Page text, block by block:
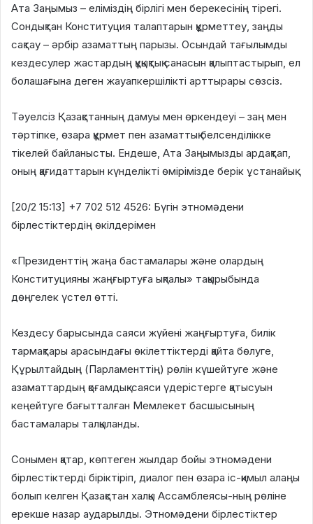
Ата Заңымыз – еліміздің бірлігі мен берекесінің тірегі.
Сондықтан Конституция талаптарын құрметтеу, заңды
сақтау – әрбір азаматтың парызы. Осындай тағылымды
кездесулер жастардың құқықтық санасын қалыптастырып, ел
болашағына деген жауапкершілікті арттырары сөзсіз.
Тәуелсіз Қазақстанның дамуы мен өркендеуі – заң мен
тәртіпке, өзара құрмет пен азаматтық белсенділікке
тікелей байланысты. Ендеше, Ата Заңымызды ардақтап,
оның қағидаттарын күнделікті өмірімізде берік ұстанайық
[20/2 15:13] +7 702 512 4526: Бүгін этномәдени
бірлестіктердің өкілдерімен
«Президенттің жаңа бастамалары және олардың
Конституцияны жаңғыртуға ықпалы» тақырыбында
дөңгелек үстел өтті.
Кездесу барысында саяси жүйені жаңғыртуға, билік
тармақтары арасындағы өкілеттіктерді қайта бөлуге,
Құрылтайдың (Парламенттің) рөлін күшейтуге және
азаматтардың қоғамдық-саяси үдерістерге қатысуын
кеңейтуге бағытталған Мемлекет басшысының
бастамалары талқыланды.
Сонымен қатар, көптеген жылдар бойы этномәдени
бірлестіктерді біріктіріп, диалог пен өзара іс-қимыл алаңы
болып келген Қазақстан халқы Ассамблеясы-ның рөліне
ерекше назар аударылды. Этномәдени бірлестіктер